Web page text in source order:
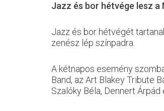
Jazz és bor hétvége lesz
Jazz és bor hétvégét
zenész lép színpadra.
A kétnapos esemény
Band, az Art Blakey Tribute
Szalóky Béla, Dennert